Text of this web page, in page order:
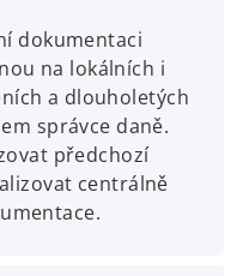
i
n
a
n
e
w
t
dokumentaci
na lokálních i
a dlouholetých
správce daně.
předchozí
centrálně